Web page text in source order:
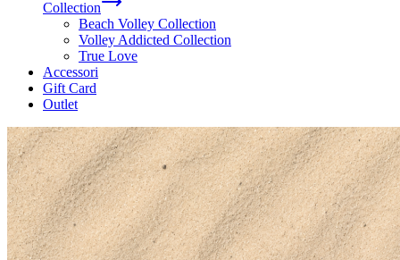
Collection
Beach Volley Collection
Volley Addicted Collection
True Love
Accessori
Gift Card
Outlet